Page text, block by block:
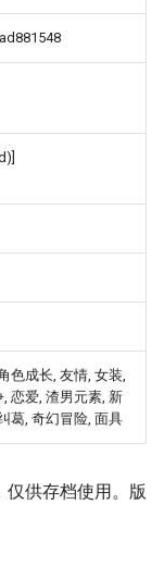
色成长, 友情, 女装,
恋爱, 渣男元素, 新
葛, 奇幻冒险, 面具
供存档使用。版